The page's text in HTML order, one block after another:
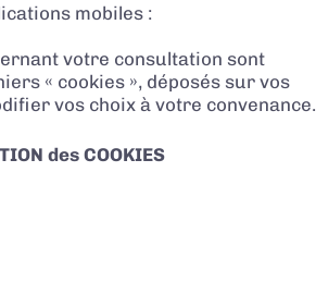
mobiles :
votre consultation sont
« cookies », déposés sur vos
vos choix à votre convenance.
des COOKIES